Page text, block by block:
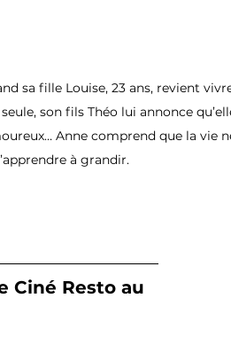
sa fille Louise, 23 ans, revient
son fils Théo lui annonce
Anne comprend que la vie
à grandir.
Ciné Resto au